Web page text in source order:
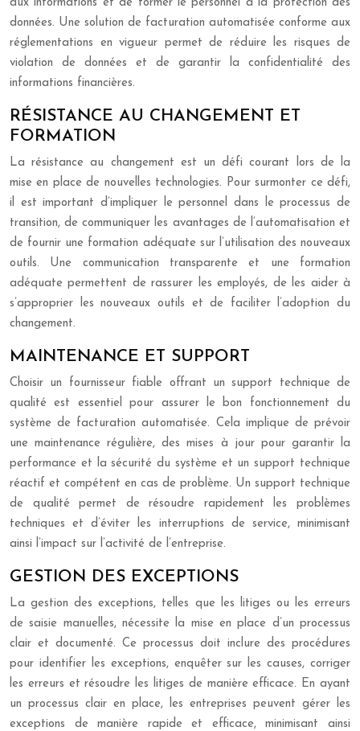
aux informations et de former le personnel à la protection des
données. Une solution de facturation automatisée conforme aux
réglementations en vigueur permet de réduire les risques de
violation de données et de garantir la confidentialité des
informations financières.
RÉSISTANCE AU CHANGEMENT ET
FORMATION
La résistance au changement est un défi courant lors de la
mise en place de nouvelles technologies. Pour surmonter ce défi,
il est important d’impliquer le personnel dans le processus de
transition, de communiquer les avantages de l’automatisation et
de fournir une formation adéquate sur l’utilisation des nouveaux
outils. Une communication transparente et une formation
adéquate permettent de rassurer les employés, de les aider à
s’approprier les nouveaux outils et de faciliter l’adoption du
changement.
MAINTENANCE ET SUPPORT
Choisir un fournisseur fiable offrant un support technique de
qualité est essentiel pour assurer le bon fonctionnement du
système de facturation automatisée. Cela implique de prévoir
une maintenance régulière, des mises à jour pour garantir la
performance et la sécurité du système et un support technique
réactif et compétent en cas de problème. Un support technique
de qualité permet de résoudre rapidement les problèmes
techniques et d’éviter les interruptions de service, minimisant
ainsi l’impact sur l’activité de l’entreprise.
GESTION DES EXCEPTIONS
La gestion des exceptions, telles que les litiges ou les erreurs
de saisie manuelles, nécessite la mise en place d’un processus
clair et documenté. Ce processus doit inclure des procédures
pour identifier les exceptions, enquêter sur les causes, corriger
les erreurs et résoudre les litiges de manière efficace. En ayant
un processus clair en place, les entreprises peuvent gérer les
exceptions de manière rapide et efficace, minimisant ainsi